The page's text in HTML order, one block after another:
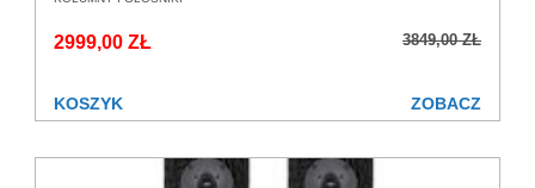
3849,00 ZŁ
2999,00 ZŁ
KOSZYK ZOBACZ